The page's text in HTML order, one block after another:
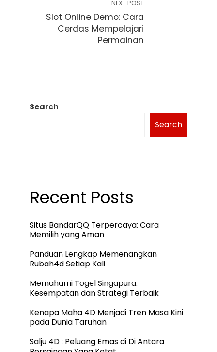
NEXT POST
Slot Online Demo: Cara
Cerdas Mempelajari
Permainan
Search
Search
Recent Posts
Situs BandarQQ Terpercaya: Cara
Memilih yang Aman
Panduan Lengkap Memenangkan
Rubah4d Setiap Kali
Memahami Togel Singapura:
Kesempatan dan Strategi Terbaik
Kenapa Maha 4D Menjadi Tren Masa Kini
pada Dunia Taruhan
Salju 4D : Peluang Emas di Di Antara